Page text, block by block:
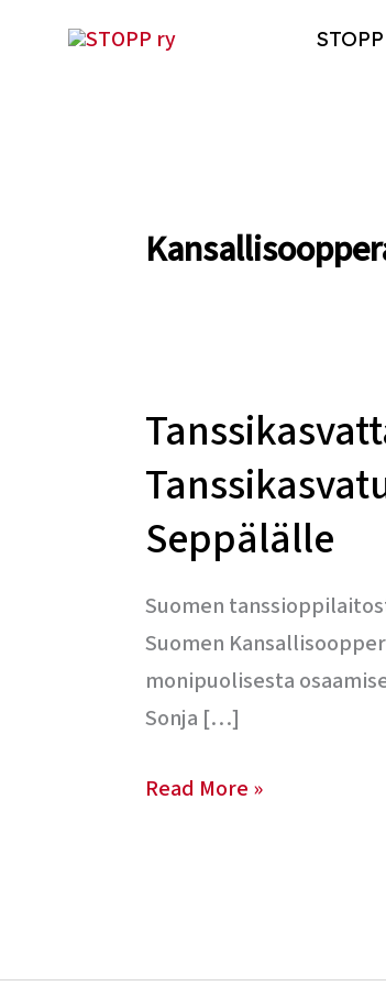
sisältöön
Seppälälle
Suomen
Suomen
monipuolisesta
Sonja […]
Tanssikasvattaja
palkinto
kajaanilaiselle
Pakalénille
ja
Tanssikasvatus
elämäntyönä
palkinto
Read More »